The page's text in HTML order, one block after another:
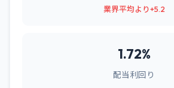
業界平均より+5.2
1.72%
配当利回り